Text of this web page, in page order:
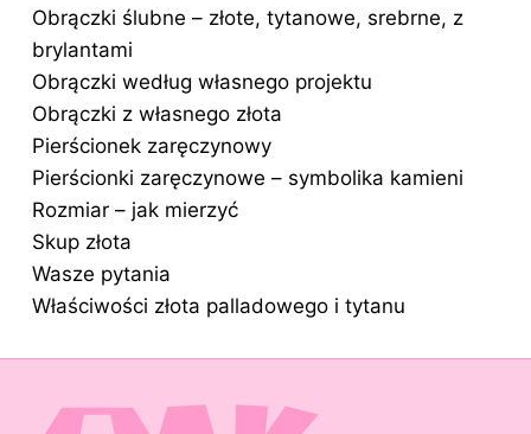
Obrączki ślubne – złote, tytanowe, srebrne, z
brylantami
Obrączki według własnego projektu
Obrączki z własnego złota
Pierścionek zaręczynowy
Pierścionki zaręczynowe – symbolika kamieni
Rozmiar – jak mierzyć
Skup złota
Wasze pytania
Właściwości złota palladowego i tytanu